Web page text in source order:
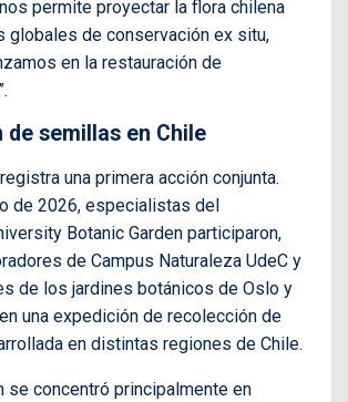
permite proyectar la flora chilena
globales de conservación ex situ,
en la restauración de
de semillas en Chile
una primera acción conjunta.
de 2026, especialistas del
Botanic Garden participaron,
de Campus Naturaleza UdeC y
de los jardines botánicos de Oslo y
una expedición de recolección de
en distintas regiones de Chile.
se concentró principalmente en